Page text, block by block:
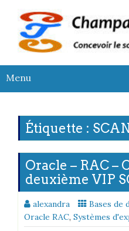
content
Menu
Étiquette :
Oracle – RAC –
deuxième VIP
alexandra Bases de
Oracle RAC, Systèmes